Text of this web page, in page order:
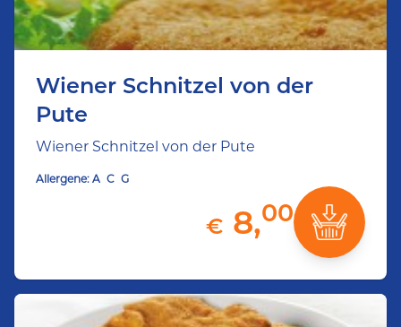
Wiener Schnitzel von der
Pute
Wiener Schnitzel von der Pute
Allergene: A C G
€ 8,00